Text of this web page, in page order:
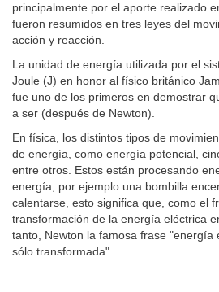
principalmente por el aporte realizado
fueron resumidos en tres leyes del
acción y reacción.
La unidad de energía utilizada por el
Joule (J) en honor al físico británico
fue uno de los primeros en demostrar
a ser (después de Newton).
En física, los distintos tipos de
de energía, como energía potencial,
entre otros. Estos están procesando
energía, por ejemplo una bombilla
calentarse, esto significa que, como el
transformación de la energía eléctrica
tanto, Newton la famosa frase "energía
sólo transformada"